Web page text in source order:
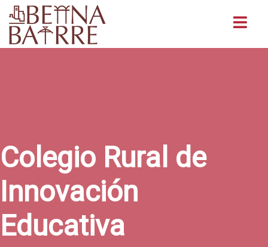
Colegio Rural de
Innovación
Educativa